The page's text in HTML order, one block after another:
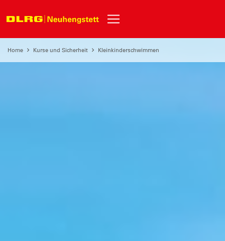
Home Kurse und Sicherheit Kleinkinderschwimmen